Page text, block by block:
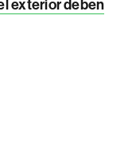
exterior deben